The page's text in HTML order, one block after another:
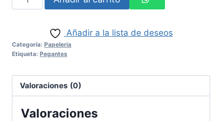
LIQUIDO
Añadir a la lista de deseos
Categoría: Papeleria
Etiqueta: Pegantes
Valoraciones (0)
Valoraciones